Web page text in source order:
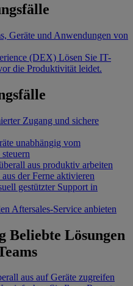
Geräte und Anwendungen von
(DEX) Lösen Sie IT-
die Produktivität leidet.
Zugang und sichere
unabhängig vom
aus produktiv arbeiten
aus der Ferne aktivieren
gestützter Support in
Aftersales-Service anbieten
Beliebte Lösungen
aus auf Geräte zugreifen